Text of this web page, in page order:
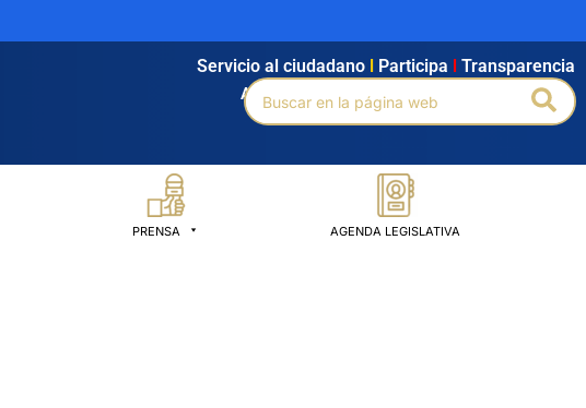
Agendamiento Intranet Búsqueda avanzada
Servicio al ciudadano Participa Transparencia
Buscar
por:
PRENSA AGENDA LEGISLATIVA